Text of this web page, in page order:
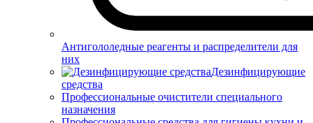
Антигололедные реагенты и распределители для
них
Дезинфицирующие
средства
Профессиональные очистители специального
назначения